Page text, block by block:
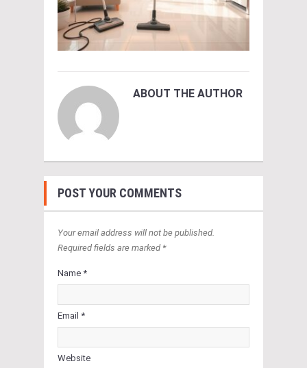
ABOUT THE AUTHOR
POST YOUR COMMENTS
Your email address will not be published.
Required fields are marked *
Name *
Email *
Website